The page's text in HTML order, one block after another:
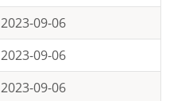
2023-09-06
2023-09-06
2023-09-06